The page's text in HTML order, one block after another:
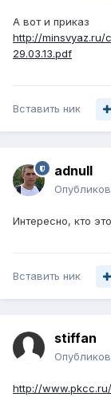
А вот и приказ
http://minsvyaz.ru/
29.03.13.pdf
Вставить ник
adnull
Интересно, кто
Вставить ник
stiffan
http://www.pkcc.ru/